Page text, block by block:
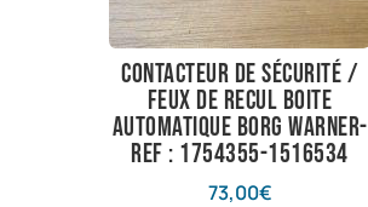
contacteur de sécurité /
feux de recul boite
automatique borg warner-
ref : 1754355-1516534
73,00€